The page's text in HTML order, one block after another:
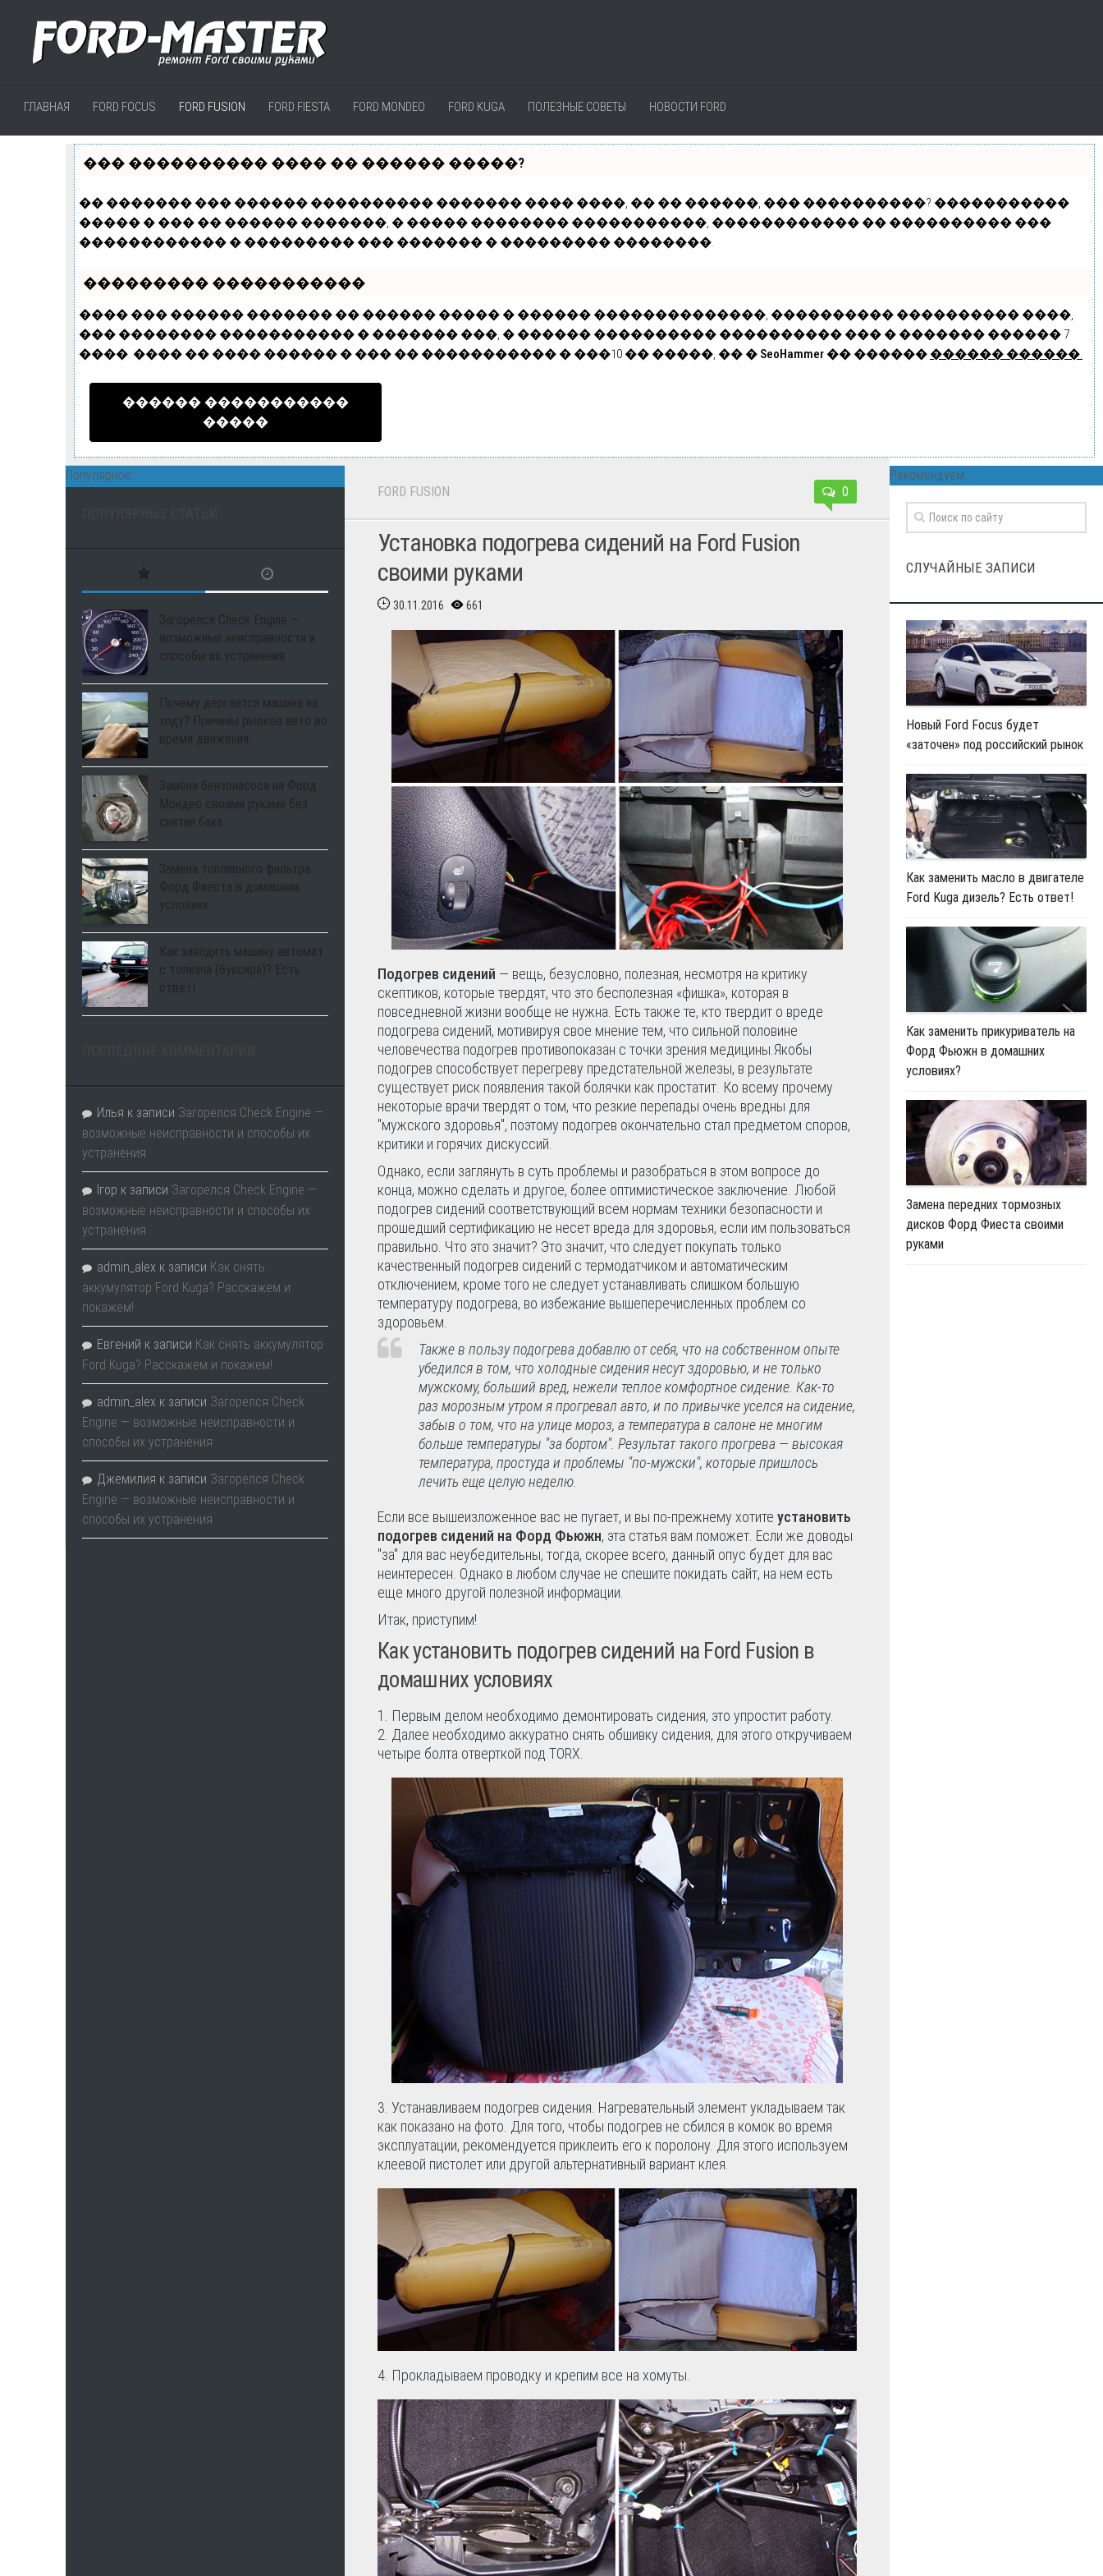
ГЛАВНАЯ FORD FOCUS FORD FUSION FORD FIESTA FORD MONDEO FORD KUGA ПОЛЕЗНЫЕ СОВЕТЫ НОВОСТИ FORD
��� ���������� ���� �� ������ �����?
�� ������� ��� ������ ���������� ������� ���� ����, �� �� ������, ��� ����������? �����������
����� � ��� �� ������ �������, � ����� �������� �����������, ������������ �� ���������� ���
������������ � ��������� ��� ������� � ��������� ��������.
��������� �����������
���� ��� ������ ������� �� ������ ����� � ������ ��������������, ���������� ���������� ����,
��� �������� ����������� � ������� ���, � ������ ���������� ���������� ��� � ������� ������ 7
����. ���� �� ���� ������ � ��� �� ����������� � ���10 �� �����, �� � SeoHammer �� ������ ������ ������.
������ �����������
�����
FORD FUSION 0
Установка подогрева сидений на Ford Fusion
своими руками
30.11.2016 661
Подогрев сидений — вещь, безусловно, полезная, несмотря на критику
скептиков, которые твердят, что это бесполезная «фишка», которая в
повседневной жизни вообще не нужна. Есть также те, кто твердит о вреде
подогрева сидений, мотивируя свое мнение тем, что сильной половине
человечества подогрев противопоказан с точки зрения медицины.Якобы
подогрев способствует перегреву предстательной железы, в результате
существует риск появления такой болячки как простатит. Ко всему прочему
некоторые врачи твердят о том, что резкие перепады очень вредны для
"мужского здоровья", поэтому подогрев окончательно стал предметом споров,
критики и горячих дискуссий.
Однако, если заглянуть в суть проблемы и разобраться в этом вопросе до
конца, можно сделать и другое, более оптимистическое заключение. Любой
подогрев сидений соответствующий всем нормам техники безопасности и
прошедший сертификацию не несет вреда для здоровья, если им пользоваться
правильно. Что это значит? Это значит, что следует покупать только
качественный подогрев сидений с термодатчиком и автоматическим
отключением, кроме того не следует устанавливать слишком большую
температуру подогрева, во избежание вышеперечисленных проблем со
здоровьем.
Также в пользу подогрева добавлю от себя, что на собственном опыте
убедился в том, что холодные сидения несут здоровью, и не только
мужскому, больший вред, нежели теплое комфортное сидение. Как-то
раз морозным утром я прогревал авто, и по привычке уселся на сидение,
забыв о том, что на улице мороз, а температура в салоне не многим
больше температуры "за бортом". Результат такого прогрева — высокая
температура, простуда и проблемы "по-мужски", которые пришлось
лечить еще целую неделю.
Если все вышеизложенное вас не пугает, и вы по-прежнему хотите установить
подогрев сидений на Форд Фьюжн, эта статья вам поможет. Если же доводы
"за" для вас неубедительны, тогда, скорее всего, данный опус будет для вас
неинтересен. Однако в любом случае не спешите покидать сайт, на нем есть
еще много другой полезной информации.
Итак, приступим!
Как установить подогрев сидений на Ford Fusion в
домашних условиях
Первым делом необходимо демонтировать сидения, это упростит работу.
Далее необходимо аккуратно снять обшивку сидения, для этого откручиваем
четыре болта отверткой под TORX.
Устанавливаем подогрев сидения. Нагревательный элемент укладываем так
как показано на фото. Для того, чтобы подогрев не сбился в комок во время
эксплуатации, рекомендуется приклеить его к поролону. Для этого используем
клеевой пистолет или другой альтернативный вариант клея.
Прокладываем проводку и крепим все на хомуты.
Популярное:
Загорелся Check Engine —
возможные неисправности и
способы их устранения
Почему дергается машина на
ходу? Причины рывков авто во
время движения
Замена бензонасоса на Форд
Мондео своими руками без
снятия бака
Замена топливного фильтра
Форд Фиеста в домашних
условиях
Как заводить машину автомат
с толкача (буксира)? Есть
ответ!
Илья к записи Загорелся Check Engine —
возможные неисправности и способы их
устранения
Ігор к записи Загорелся Check Engine —
возможные неисправности и способы их
устранения
admin_alex к записи Как снять
аккумулятор Ford Kuga? Расскажем и
покажем!
Евгений к записи Как снять аккумулятор
Ford Kuga? Расскажем и покажем!
admin_alex к записи Загорелся Check
Engine — возможные неисправности и
способы их устранения
Джемилия к записи Загорелся Check
Engine — возможные неисправности и
способы их устранения
Рекомендуем:
СЛУЧАЙНЫЕ ЗАПИСИ
Новый Ford Focus будет
«заточен» под российский рынок
Как заменить масло в двигателе
Ford Kuga дизель? Есть ответ!
Как заменить прикуриватель на
Форд Фьюжн в домашних
условиях?
Замена передних тормозных
дисков Форд Фиеста своими
руками